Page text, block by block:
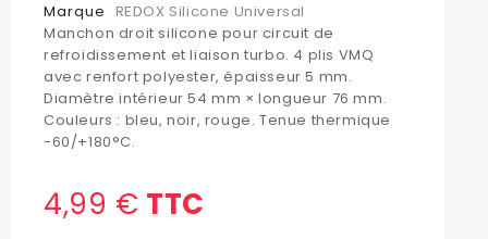
Marque
REDOX Silicone Universal
Manchon droit silicone pour circuit de
refroidissement et liaison turbo. 4 plis VMQ
avec renfort polyester, épaisseur 5 mm.
Diamètre intérieur 54 mm × longueur 76 mm.
Couleurs : bleu, noir, rouge. Tenue thermique
-60/+180°C.
4,99 € TTC